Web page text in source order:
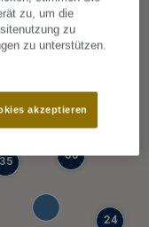
35 60
24
zu, um die
zu
zu unterstützen.
akzeptieren